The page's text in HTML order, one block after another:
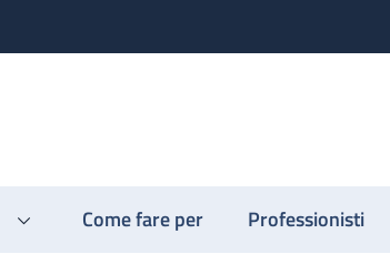
Come fare per Professionisti